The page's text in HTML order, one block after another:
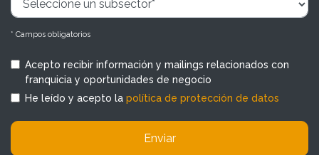
* Campos obligatorios
Acepto recibir información y mailings relacionados con
franquicia y oportunidades de negocio
He leído y acepto la política de protección de datos
Enviar